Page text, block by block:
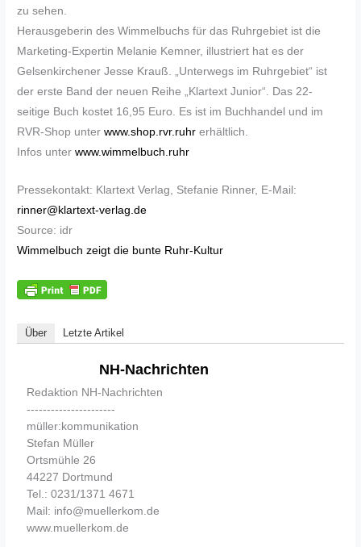
zu sehen.
Herausgeberin des Wimmelbuchs für das Ruhrgebiet ist die
Marketing-Expertin Melanie Kemner, illustriert hat es der
Gelsenkirchener Jesse Krauß. „Unterwegs im Ruhrgebiet“ ist
der erste Band der neuen Reihe „Klartext Junior“. Das 22-
seitige Buch kostet 16,95 Euro. Es ist im Buchhandel und im
RVR-Shop unterwww.shop.rvr.ruhr erhältlich.
Infos unterwww.wimmelbuch.ruhr
Pressekontakt: Klartext Verlag, Stefanie Rinner, E-Mail:
rinner@klartext-verlag.de
Source: idr
Wimmelbuch zeigt die bunte Ruhr-Kultur
Über Letzte Artikel
NH-Nachrichten
Redaktion NH-Nachrichten
----------------------
müller:kommunikation
Stefan Müller
Ortsmühle 26
44227 Dortmund
Tel.: 0231/1371 4671
Mail: info@muellerkom.de
www.muellerkom.de